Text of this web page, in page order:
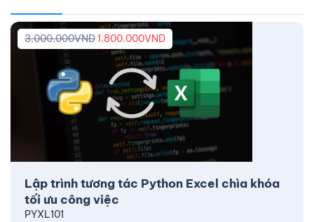
Lập trình tương tác Python Excel chìa khóa
tối ưu công việc
3.000.000VND1.800.000VND
PYXL101